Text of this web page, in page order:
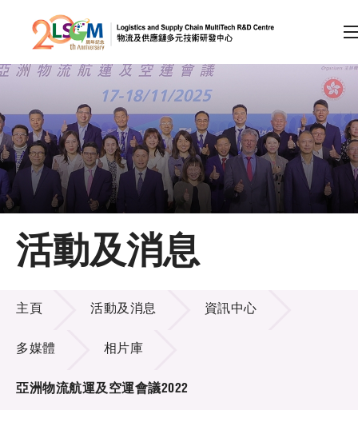
跳到內容（按回車鍵）
會員登入
A A EN 繁 简
主頁
關於LSCM
技術商品化
項目及資助計劃
活動及消息
活動及消息
主頁 活動及消息 資訊中心
多媒體 相片庫
亞洲物流航運及空運會議2022